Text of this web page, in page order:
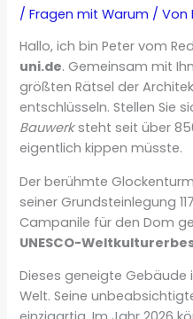
/Fragen mit Warum / Von
Hallo, ich bin Peter vom
uni.de. Gemeinsam mit
größten Rätsel der
entschlüsseln. Stellen Sie
Bauwerksteht seit über
eigentlich kippen müsste.
Der berühmte
seiner Grundsteinlegung
Campanile für den Dom
UNESCO-
Dieses geneigte
Welt. Seine